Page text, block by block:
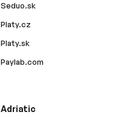
Seduo.sk
Platy.cz
Platy.sk
Paylab.com
Adriatic